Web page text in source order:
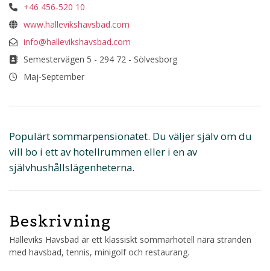
+46 456-520 10
www.hallevikshavsbad.com
info@hallevikshavsbad.com
Semestervägen 5 - 294 72 - Sölvesborg
Maj-September
Populärt sommarpensionatet. Du väljer själv om du
vill bo i ett av hotellrummen eller i en av
självhushållslägenheterna.
Beskrivning
Hälleviks Havsbad är ett klassiskt sommarhotell nära stranden
med havsbad, tennis, minigolf och restaurang.